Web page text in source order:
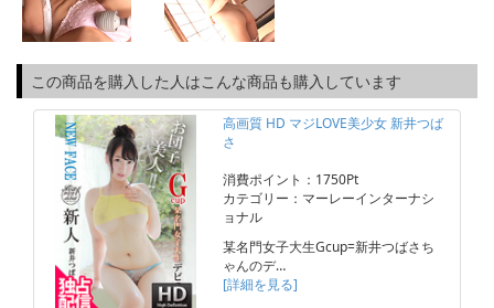
この商品を購入した人はこんな商品も購入しています
高画質 HD マジLOVE美少女 新井つば
さ
消費ポイント：1750Pt
カテゴリー：マーレーインターナシ
ョナル
某名門女子大生Gcup=新井つばさち
ゃんのデ…
[詳細を見る]